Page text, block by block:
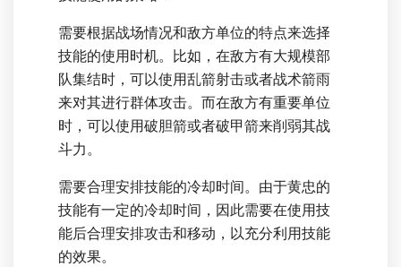
需要根据战场情况和敌方单位的特点来选择
技能的使用时机。比如，在敌方有大规模部
队集结时，可以使用乱箭射击或者战术箭雨
来对其进行群体攻击。而在敌方有重要单位
时，可以使用破胆箭或者破甲箭来削弱其战
斗力。
需要合理安排技能的冷却时间。由于黄忠的
技能有一定的冷却时间，因此需要在使用技
能后合理安排攻击和移动，以充分利用技能
的效果。